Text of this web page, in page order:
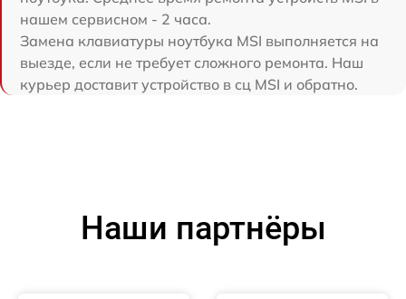
нашем сервисном - 2 часа.
Замена клавиатуры ноутбука MSI выполняется на
выезде, если не требует сложного ремонта. Наш
курьер доставит устройство в сц MSI и обратно.
Наши партнёры